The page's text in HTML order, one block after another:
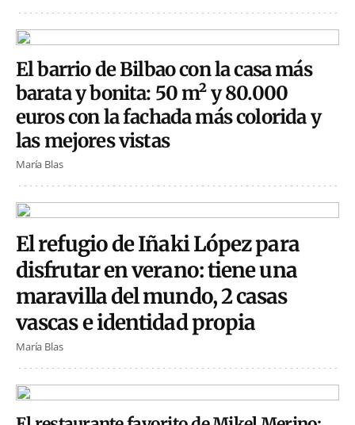
El barrio de Bilbao con la casa más
barata y bonita: 50 m² y 80.000
euros con la fachada más colorida y
las mejores vistas
María Blas
El refugio de Iñaki López para
disfrutar en verano: tiene una
maravilla del mundo, 2 casas
vascas e identidad propia
María Blas